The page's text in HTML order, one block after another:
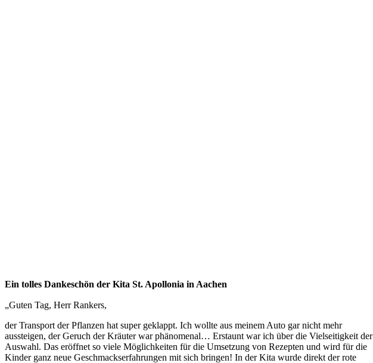
Ein tolles Dankeschön der Kita St. Apollonia in Aachen
„Guten Tag, Herr Rankers,
der Transport der Pflanzen hat super geklappt. Ich wollte aus meinem Auto gar nicht mehr
aussteigen, der Geruch der Kräuter war phänomenal… Erstaunt war ich über die Vielseitigkeit der
Auswahl. Das eröffnet so viele Möglichkeiten für die Umsetzung von Rezepten und wird für die
Kinder ganz neue Geschmackserfahrungen mit sich bringen! In der Kita wurde direkt der rote